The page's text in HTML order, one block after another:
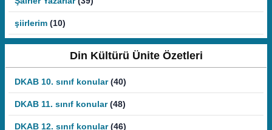
şiirlerim (10)
Din Kültürü Ünite Özetleri
DKAB 10. sınıf konular (40)
DKAB 11. sınıf konular (48)
DKAB 12. sınıf konular (46)